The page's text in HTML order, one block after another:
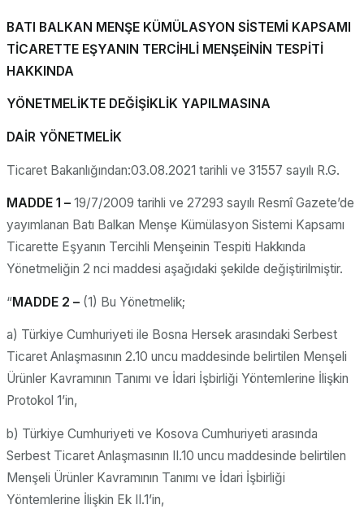
BATI BALKAN MENŞE KÜMÜLASYON SİSTEMİ KAPSAMI
TİCARETTE EŞYANIN TERCİHLİ MENŞEİNİN TESPİTİ
HAKKINDA
YÖNETMELİKTE DEĞİŞİKLİK YAPILMASINA
DAİR YÖNETMELİK
Ticaret Bakanlığından:03.08.2021 tarihli ve 31557 sayılı R.G.
MADDE 1 – 19/7/2009 tarihli ve 27293 sayılı Resmî Gazete’de
yayımlanan Batı Balkan Menşe Kümülasyon Sistemi Kapsamı
Ticarette Eşyanın Tercihli Menşeinin Tespiti Hakkında
Yönetmeliğin 2 nci maddesi aşağıdaki şekilde değiştirilmiştir.
“MADDE 2 – (1) Bu Yönetmelik;
a) Türkiye Cumhuriyeti ile Bosna Hersek arasındaki Serbest
Ticaret Anlaşmasının 2.10 uncu maddesinde belirtilen Menşeli
Ürünler Kavramının Tanımı ve İdari İşbirliği Yöntemlerine İlişkin
Protokol 1’in,
b) Türkiye Cumhuriyeti ve Kosova Cumhuriyeti arasında
Serbest Ticaret Anlaşmasının II.10 uncu maddesinde belirtilen
Menşeli Ürünler Kavramının Tanımı ve İdari İşbirliği
Yöntemlerine İlişkin Ek II.1’in,